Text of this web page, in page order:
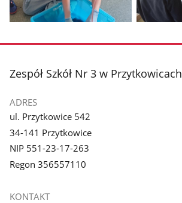
galerii.
galerii.
stopka
Zespół Szkół Nr 3 w Przytkowicach
ADRES
ul. Przytkowice 542
34-141 Przytkowice
NIP 551-23-17-263
Regon 356557110
KONTAKT